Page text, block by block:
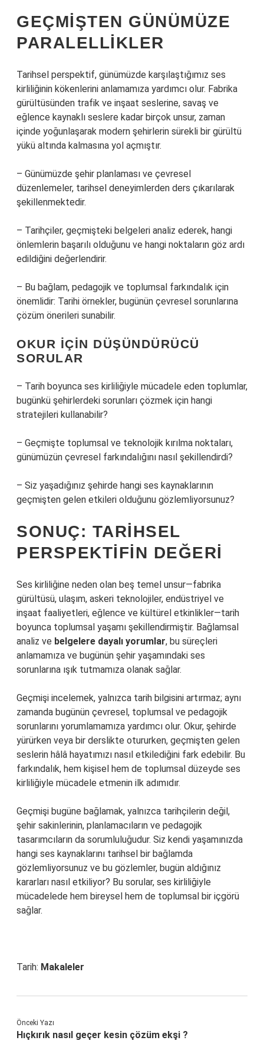
GEÇMIŞTEN GÜNÜMÜZE
PARALELLIKLER
Tarihsel perspektif, günümüzde karşılaştığımız ses
kirliliğinin kökenlerini anlamamıza yardımcı olur. Fabrika
gürültüsünden trafik ve inşaat seslerine, savaş ve
eğlence kaynaklı seslere kadar birçok unsur, zaman
içinde yoğunlaşarak modern şehirlerin sürekli bir gürültü
yükü altında kalmasına yol açmıştır.
– Günümüzde şehir planlaması ve çevresel
düzenlemeler, tarihsel deneyimlerden ders çıkarılarak
şekillenmektedir.
– Tarihçiler, geçmişteki belgeleri analiz ederek, hangi
önlemlerin başarılı olduğunu ve hangi noktaların göz ardı
edildiğini değerlendirir.
– Bu bağlam, pedagojik ve toplumsal farkındalık için
önemlidir: Tarihi örnekler, bugünün çevresel sorunlarına
çözüm önerileri sunabilir.
OKUR IÇIN DÜŞÜNDÜRÜCÜ
SORULAR
– Tarih boyunca ses kirliliğiyle mücadele eden toplumlar,
bugünkü şehirlerdeki sorunları çözmek için hangi
stratejileri kullanabilir?
– Geçmişte toplumsal ve teknolojik kırılma noktaları,
günümüzün çevresel farkındalığını nasıl şekillendirdi?
– Siz yaşadığınız şehirde hangi ses kaynaklarının
geçmişten gelen etkileri olduğunu gözlemliyorsunuz?
SONUÇ: TARIHSEL
PERSPEKTIFIN DEĞERI
Ses kirliliğine neden olan beş temel unsur—fabrika
gürültüsü, ulaşım, askeri teknolojiler, endüstriyel ve
inşaat faaliyetleri, eğlence ve kültürel etkinlikler—tarih
boyunca toplumsal yaşamı şekillendirmiştir. Bağlamsal
analiz ve belgelere dayalı yorumlar, bu süreçleri
anlamamıza ve bugünün şehir yaşamındaki ses
sorunlarına ışık tutmamıza olanak sağlar.
Geçmişi incelemek, yalnızca tarih bilgisini artırmaz; aynı
zamanda bugünün çevresel, toplumsal ve pedagojik
sorunlarını yorumlamamıza yardımcı olur. Okur, şehirde
yürürken veya bir derslikte otururken, geçmişten gelen
seslerin hâlâ hayatımızı nasıl etkilediğini fark edebilir. Bu
farkındalık, hem kişisel hem de toplumsal düzeyde ses
kirliliğiyle mücadele etmenin ilk adımıdır.
Geçmişi bugüne bağlamak, yalnızca tarihçilerin değil,
şehir sakinlerinin, planlamacıların ve pedagojik
tasarımcıların da sorumluluğudur. Siz kendi yaşamınızda
hangi ses kaynaklarını tarihsel bir bağlamda
gözlemliyorsunuz ve bu gözlemler, bugün aldığınız
kararları nasıl etkiliyor? Bu sorular, ses kirliliğiyle
mücadelede hem bireysel hem de toplumsal bir içgörü
sağlar.
Tarih: Makaleler
Önceki Yazı
Hıçkırık nasıl geçer kesin çözüm ekşi ?